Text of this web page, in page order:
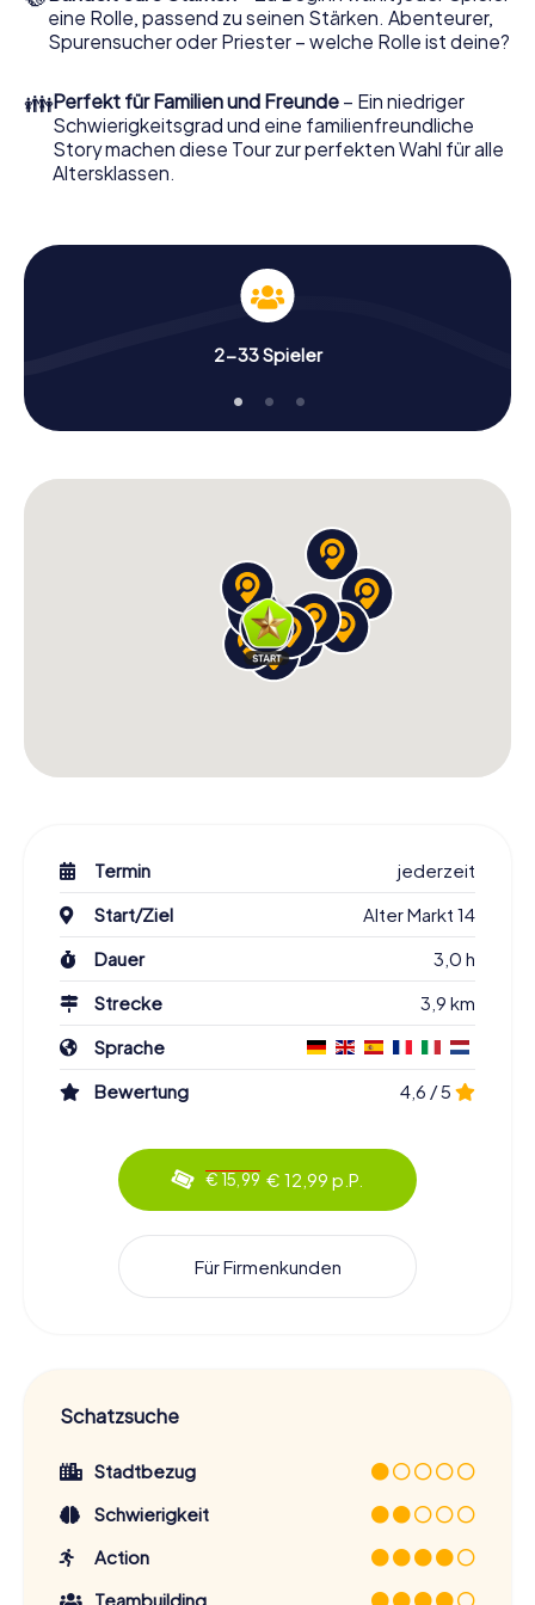
eine Rolle, passend zu seinen Stärken. Abenteurer,
Spurensucher oder Priester – welche Rolle ist deine?
👪Perfekt für Familien und Freunde – Ein niedriger
Schwierigkeitsgrad und eine familienfreundliche
Story machen diese Tour zur perfekten Wahl für alle
Altersklassen.
2-33 Spieler
Termin
jederzeit
Start/Ziel
Alter Markt 14
Dauer
3,0 h
Strecke
3,9 km
Sprache
Bewertung
4,6 / 5
€ 15,99 € 12,99 p.P.
Für Firmenkunden
Schatzsuche
Stadtbezug
Schwierigkeit
Action
Teambuilding